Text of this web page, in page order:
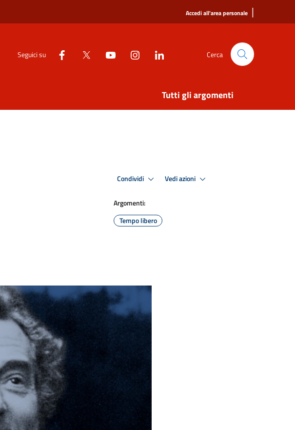
Accedi all'area personale |
Seguici su Cerca
Tutti gli argomenti
Condividi Vedi azioni
Argomenti:
Tempo libero